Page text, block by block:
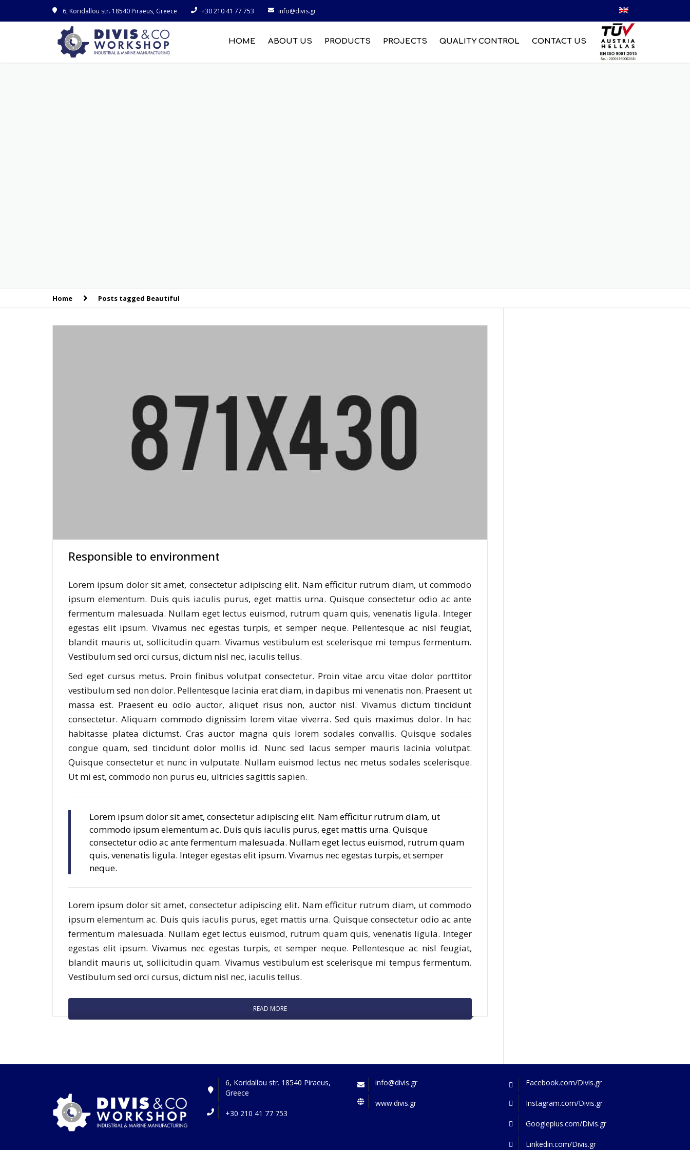
6, Koridallou str. 18540 Piraeus, Greece +30 210 41 77 753 info@divis.gr
HOME ABOUT US PRODUCTS PROJECTS QUALITY CONTROL CONTACT US
Home Posts tagged Beautiful
Responsible to environment
Lorem ipsum dolor sit amet, consectetur adipiscing elit. Nam efficitur rutrum diam, ut commodo
ipsum elementum. Duis quis iaculis purus, eget mattis urna. Quisque consectetur odio ac ante
fermentum malesuada. Nullam eget lectus euismod, rutrum quam quis, venenatis ligula. Integer
egestas elit ipsum. Vivamus nec egestas turpis, et semper neque. Pellentesque ac nisl feugiat,
blandit mauris ut, sollicitudin quam. Vivamus vestibulum est scelerisque mi tempus fermentum.
Vestibulum sed orci cursus, dictum nisl nec, iaculis tellus.
Sed eget cursus metus. Proin finibus volutpat consectetur. Proin vitae arcu vitae dolor porttitor
vestibulum sed non dolor. Pellentesque lacinia erat diam, in dapibus mi venenatis non. Praesent ut
massa est. Praesent eu odio auctor, aliquet risus non, auctor nisl. Vivamus dictum tincidunt
consectetur. Aliquam commodo dignissim lorem vitae viverra. Sed quis maximus dolor. In hac
habitasse platea dictumst. Cras auctor magna quis lorem sodales convallis. Quisque sodales
congue quam, sed tincidunt dolor mollis id. Nunc sed lacus semper mauris lacinia volutpat.
Quisque consectetur et nunc in vulputate. Nullam euismod lectus nec metus sodales scelerisque.
Ut mi est, commodo non purus eu, ultricies sagittis sapien.
Lorem ipsum dolor sit amet, consectetur adipiscing elit. Nam efficitur rutrum diam, ut
commodo ipsum elementum ac. Duis quis iaculis purus, eget mattis urna. Quisque
consectetur odio ac ante fermentum malesuada. Nullam eget lectus euismod, rutrum quam
quis, venenatis ligula. Integer egestas elit ipsum. Vivamus nec egestas turpis, et semper
neque.
Lorem ipsum dolor sit amet, consectetur adipiscing elit. Nam efficitur rutrum diam, ut commodo
ipsum elementum ac. Duis quis iaculis purus, eget mattis urna. Quisque consectetur odio ac ante
fermentum malesuada. Nullam eget lectus euismod, rutrum quam quis, venenatis ligula. Integer
egestas elit ipsum. Vivamus nec egestas turpis, et semper neque. Pellentesque ac nisl feugiat,
blandit mauris ut, sollicitudin quam. Vivamus vestibulum est scelerisque mi tempus fermentum.
Vestibulum sed orci cursus, dictum nisl nec, iaculis tellus.
READ MORE
6, Koridallou str. 18540 Piraeus,
Greece
+30 210 41 77 753
info@divis.gr
www.divis.gr
Facebook.com/Divis.gr
Instagram.com/Divis.gr
Googleplus.com/Divis.gr
Linkedin.com/Divis.gr